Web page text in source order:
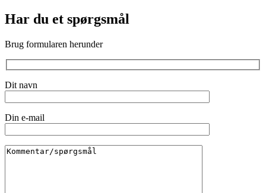
Har du et spørgsmål
Brug formularen herunder
Dit navn
Din e-mail